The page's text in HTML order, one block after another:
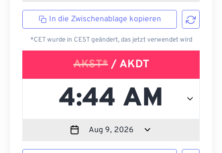
In die Zwischenablage kopieren
*CET wurde in CEST geändert, das jetzt verwendet wird
AKST*/ AKDT